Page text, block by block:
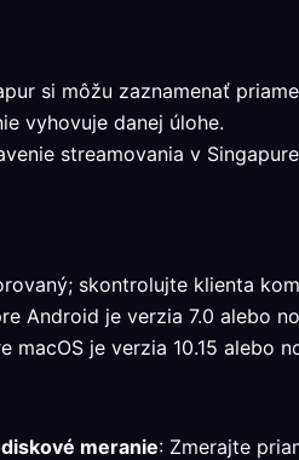
si môžu zaznamenať
vyhovuje danej úlohe.
streamovania v
skontrolujte klienta
Android je verzia 7.0 alebo
macOS je verzia 10.15
meranie: Zmerajte